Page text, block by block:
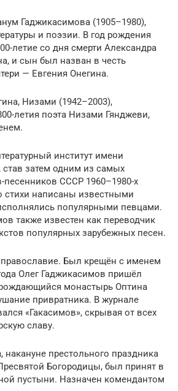
Гаджикасимова (1905–1980),
и поэзии. В год рождения
летие со дня смерти Александра
и сын был назван в честь
— Евгения Онегина.
Низами (1942–2003),
летия поэта Низами Гянджеви,
институт имени
став затем одним из самых
песенников СССР 1960–1980-х
стихи написаны известными
популярными певцами.
также известен как переводчик
популярных зарубежных песен.
православие. Был крещён с именем
Олег Гаджикасимов пришёл
монастырь Оптина
привратника. В журнале
«Гакасимов», скрывая от всех
славу.
накануне престольного праздника
Богородицы, был принят в
пустыни. Назначен комендантом